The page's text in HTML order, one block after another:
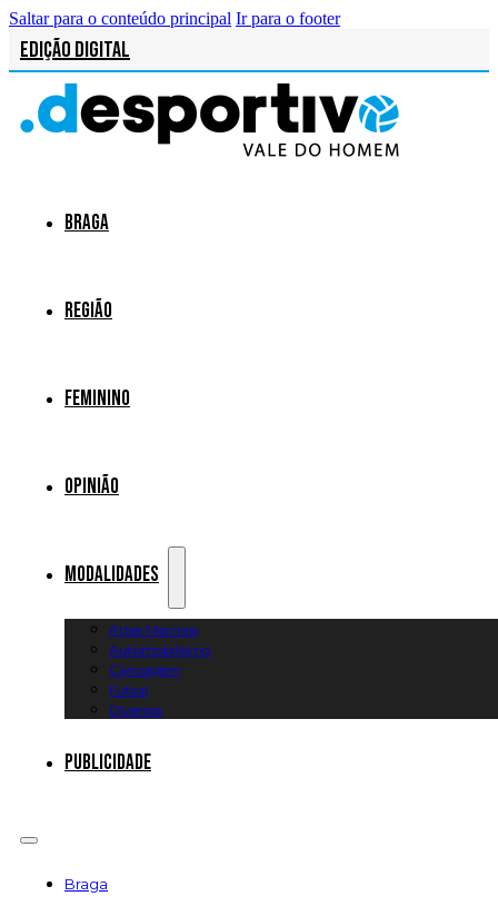
Saltar para o conteúdo principal Ir para o footer
Edição Digital
Braga
Região
Feminino
Opinião
Modalidades
Artes Marciais
Automobilismo
Canoagem
Futsal
Diversos
Publicidade
Braga